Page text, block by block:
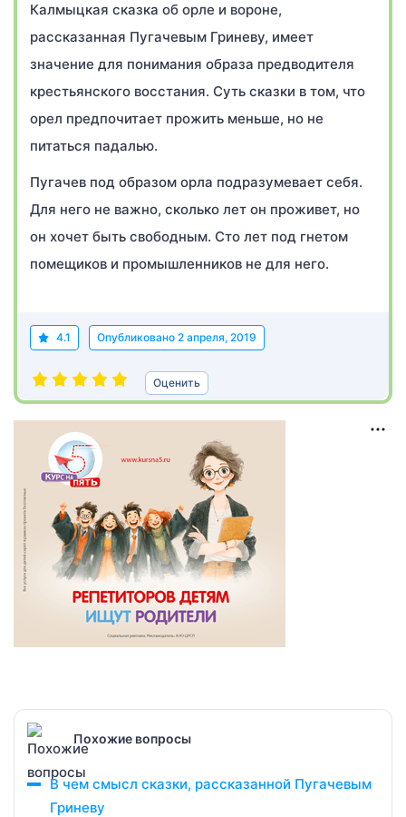
Калмыцкая сказка об орле и вороне,
рассказанная Пугачевым Гриневу, имеет
значение для понимания образа предводителя
крестьянского восстания. Суть сказки в том, что
орел предпочитает прожить меньше, но не
питаться падалью.
Пугачев под образом орла подразумевает себя.
Для него не важно, сколько лет он проживет, но
он хочет быть свободным. Сто лет под гнетом
помещиков и промышленников не для него.
4.1 Опубликовано 2 апреля, 2019
Оценить
Похожие вопросы
В чем смысл сказки, рассказанной Пугачевым
Гриневу